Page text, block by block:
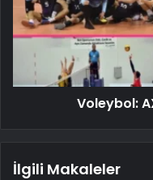
Voleybol:
İlgili Makaleler